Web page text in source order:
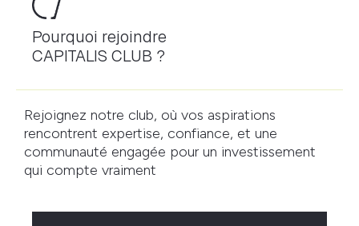
Pourquoi rejoindre
CAPITALIS CLUB ?
Rejoignez notre club, où vos aspirations
rencontrent expertise, confiance, et une
communauté engagée pour un investissement
qui compte vraiment